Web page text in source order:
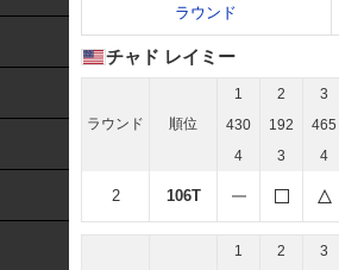
ラウンド
チャド レイミー
ラウンド 順位
1 2 3
430
192 465
4
3 4
2 106T
1 2 3